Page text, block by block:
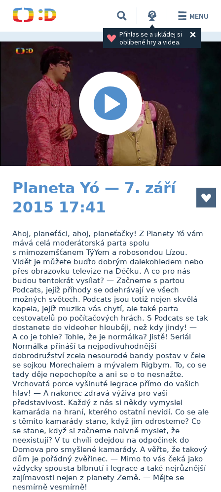
Přihlas se a ukládej si
oblíbené hry a videa.
MENU
Planeta Yó — 7. září
2015 17:41
Ahoj, planeťáci, ahoj, planeťačky! Z Planety Yó vám
mává celá moderátorská parta spolu
s mimozemšťanem TýYem a robosondou Lízou.
Vidět je můžete buďto dobrým dalekohledem nebo
přes obrazovku televize na Déčku. A co pro nás
budou tentokrát vysílat? — Začneme s partou
Podcats, jejíž příhody se odehrávají ve všech
možných světech. Podcats jsou totiž nejen skvělá
kapela, jejíž muzika vás chytí, ale také parta
cestovatelů po počítačových hrách. S Podcats se tak
dostanete do videoher hlouběji, než kdy jindy! —
A co je tohle? Tohle, že je normálka? Jistě! Seriál
Normálka přináší ta nejpodivuhodnější
dobrodružství zcela nesourodé bandy postav v čele
se sojkou Morechaiem a mývalem Rigbym. To, co se
tady děje nepochopíte a ani se o to nesnažte.
Vrchovatá porce vyšinuté legrace přímo do vašich
hlav! — A nakonec zdravá výživa pro vaši
představivost. Každý z nás si někdy vymyslel
kamaráda na hraní, kterého ostatní nevidí. Co se ale
s těmito kamarády stane, když jim odrosteme? Co
se stane, když si začneme naivně myslet, že
neexistují? V tu chvíli odejdou na odpočinek do
Domova pro smyšlené kamarády. A věřte, že takový
dům je pořádný zvěřinec. — Mimo to vás čeká jako
vždycky spousta blbnutí i legrace a také nejrůznější
zajímavosti nejen z planety Země. — Mějte se
nesmírně vesmírně!